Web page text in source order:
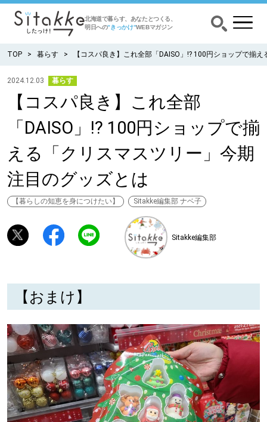
北海道で暮らす、あなたとつくる、
明日への”きっかけ”WEBマガジン
CATEGORY カテゴリー
食べる
暮らす
みがく
深める
ゆるむ
SitakkeTV
LOCAL ローカルエリア
TOP 暮らす 【コスパ良き】これ全部「DAISO」!? 100円ショップで揃
2024.12.03 暮らす
【コスパ良き】これ全部
「DAISO」!? 100円ショップで揃
える「クリスマスツリー」今期
注目のグッズとは
【暮らしの知恵を身につけたい】 Sitakke編集部 ナベ子
Sitakke編集部
【おまけ】